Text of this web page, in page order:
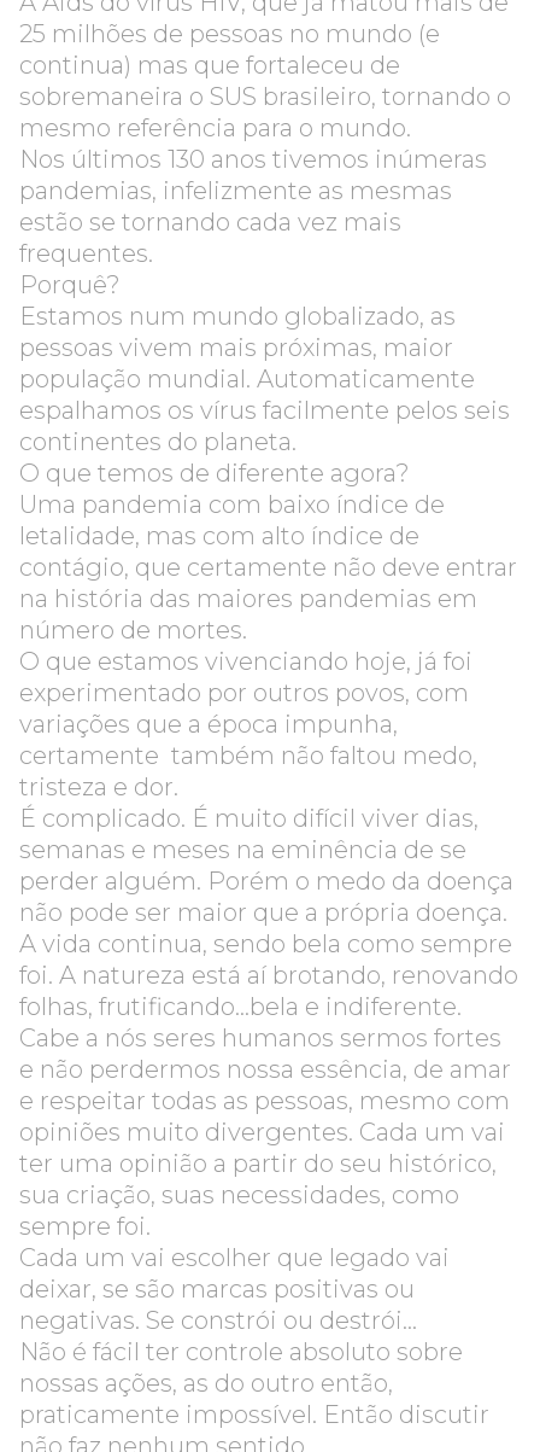
25 milhões de pessoas no mundo (e
continua) mas que fortaleceu de
sobremaneira o SUS brasileiro, tornando o
mesmo referência para o mundo.
Nos últimos 130 anos tivemos inúmeras
pandemias, infelizmente as mesmas
estão se tornando cada vez mais
frequentes.
Porquê?
Estamos num mundo globalizado, as
pessoas vivem mais próximas, maior
população mundial. Automaticamente
espalhamos os vírus facilmente pelos seis
continentes do planeta.
O que temos de diferente agora?
Uma pandemia com baixo índice de
letalidade, mas com alto índice de
contágio, que certamente não deve entrar
na história das maiores pandemias em
número de mortes.
O que estamos vivenciando hoje, já foi
experimentado por outros povos, com
variações que a época impunha,
certamente também não faltou medo,
tristeza e dor.
É complicado. É muito difícil viver dias,
semanas e meses na eminência de se
perder alguém. Porém o medo da doença
não pode ser maior que a própria doença.
A vida continua, sendo bela como sempre
foi. A natureza está aí brotando, renovando
folhas, frutificando...bela e indiferente.
Cabe a nós seres humanos sermos fortes
e não perdermos nossa essência, de amar
e respeitar todas as pessoas, mesmo com
opiniões muito divergentes. Cada um vai
ter uma opinião a partir do seu histórico,
sua criação, suas necessidades, como
sempre foi.
Cada um vai escolher que legado vai
deixar, se são marcas positivas ou
negativas. Se constrói ou destrói...
Não é fácil ter controle absoluto sobre
nossas ações, as do outro então,
praticamente impossível. Então discutir
não faz nenhum sentido.